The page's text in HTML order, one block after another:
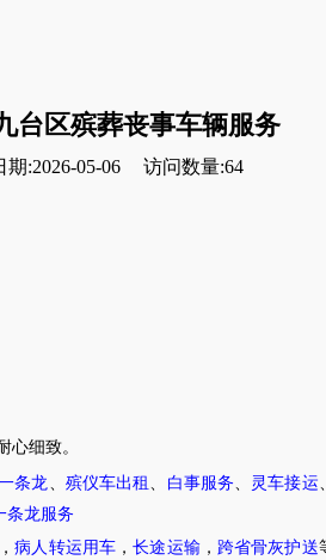
台区殡葬丧事车辆服务
期:2026-05-06 访问数量:64
心细致。
条龙 殡仪车出租 白事服务 灵车接运
条龙服务
，病人转运用车 ，长途运输， 跨省骨灰护送